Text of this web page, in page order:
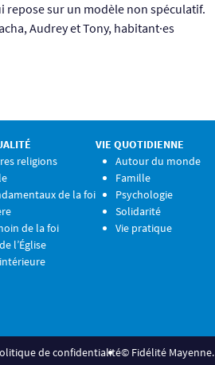
repose sur un modèle non spéculatif.
Audrey et Tony, habitant·es
religions
de la foi
de la foi
l’Église
VIE QUOTIDIENNE
Autour du monde
Famille
Psychologie
Solidarité
Vie pratique
de confidentialité© Fidélité Mayenne.